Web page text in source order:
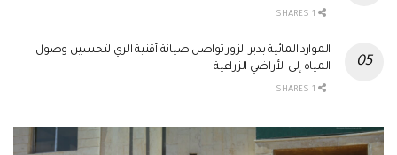
الموارد المائية بدير الزور تواصل صيانة أقنية الري لتحسين وصول
المياه إلى الأراضي الزراعية